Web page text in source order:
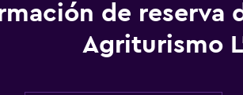
de reserva
Agriturismo